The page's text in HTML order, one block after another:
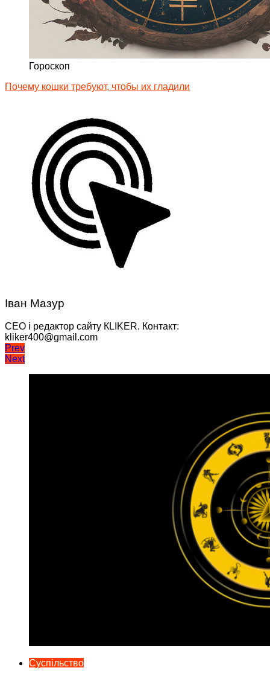
Гороскоп
Почему кошки требуют, чтобы их гладили
Іван Мазур
CEO і редактор сайту КLIKER. Контакт:
kliker400@gmail.com
Навігація
записів
Prev
Next
Суспільство